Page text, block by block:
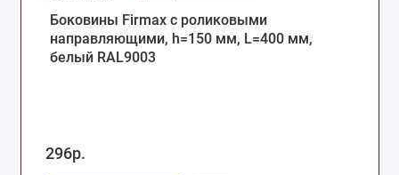
Боковины Firmax с роликовыми
направляющими, h=150 мм, L=400 мм,
белый RAL9003
296р.